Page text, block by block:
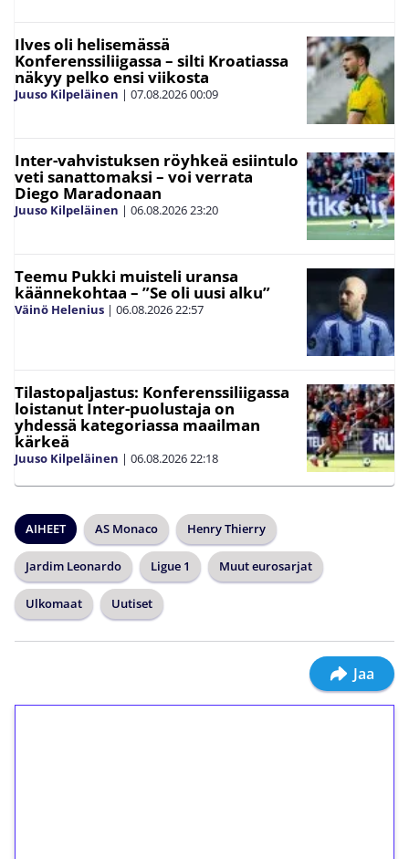
Ilves oli helisemässä
Konferenssiliigassa – silti Kroatiassa
näkyy pelko ensi viikosta
Juuso Kilpeläinen | 07.08.202600:09
Inter-vahvistuksen röyhkeä esiintulo
veti sanattomaksi – voi verrata
Diego Maradonaan
Juuso Kilpeläinen | 06.08.202623:20
Teemu Pukki muisteli uransa
käännekohtaa – ”Se oli uusi alku”
Väinö Helenius | 06.08.202622:57
Tilastopaljastus: Konferenssiliigassa
loistanut Inter-puolustaja on
yhdessä kategoriassa maailman
kärkeä
Juuso Kilpeläinen | 06.08.202622:18
AIHEET AS Monaco Henry Thierry
Jardim Leonardo Ligue 1 Muut eurosarjat
Ulkomaat Uutiset
Jaa